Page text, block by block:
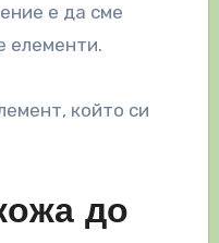
е да сме
елементи.
който си
до